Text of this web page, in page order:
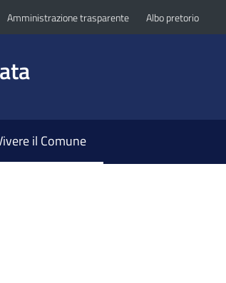
Amministrazione trasparente Albo pretorio
il Comune